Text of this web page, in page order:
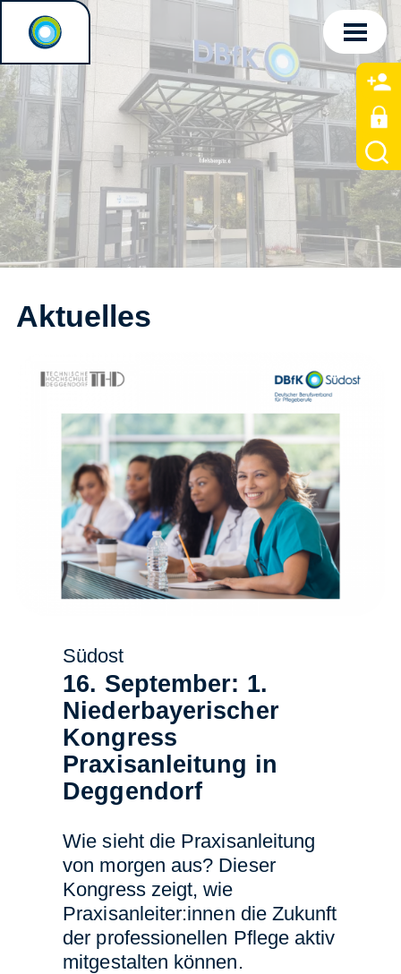
Aktuelles
Südost
16. September: 1.
Niederbayerischer
Kongress
Praxisanleitung in
Deggendorf
Wie sieht die Praxisanleitung
von morgen aus? Dieser
Kongress zeigt, wie
Praxisanleiter:innen die Zukunft
der professionellen Pflege aktiv
mitgestalten können.